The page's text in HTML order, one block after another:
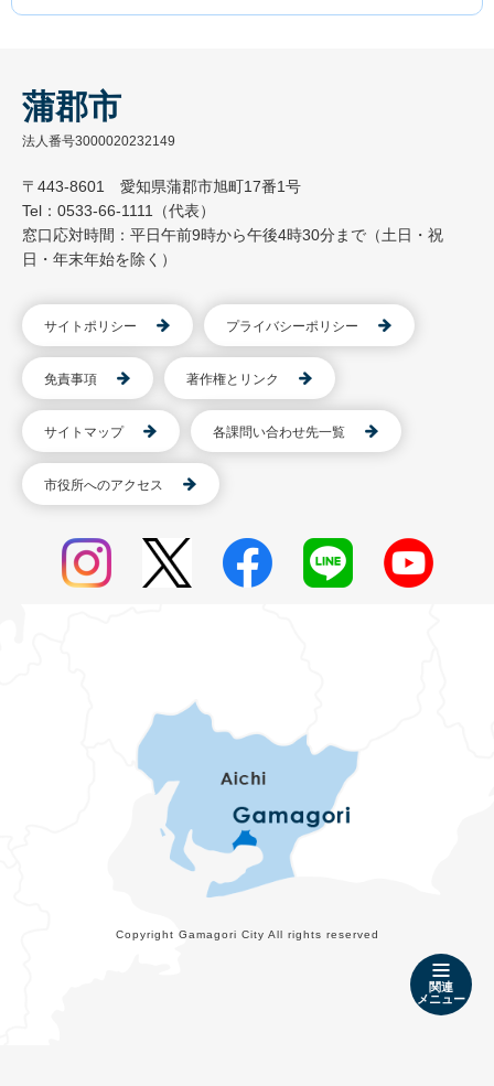
関連
メニュー
蒲郡市
法人番号3000020232149
〒443-8601 愛知県蒲郡市旭町17番1号
Tel：0533-66-1111（代表）
窓口応対時間：平日午前9時から午後4時30分まで（土日・祝
日・年末年始を除く）
サイトポリシー プライバシーポリシー
免責事項 著作権とリンク
サイトマップ 各課問い合わせ先一覧
市役所へのアクセス
Copyright Gamagori City All rights reserved